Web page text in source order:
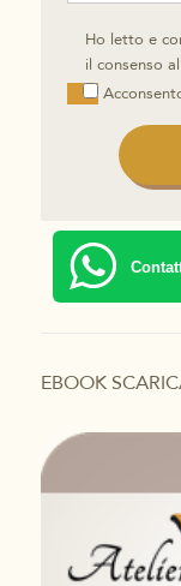
Ho letto e
il consenso
EBOOK